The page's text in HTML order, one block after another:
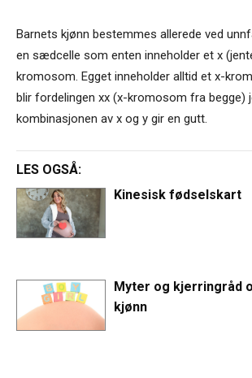
Barnets kjønn bestemmes allerede ved
en sædcelle som enten inneholder et x
kromosom. Egget inneholder alltid et x-
blir fordelingen xx (x-kromosom fra begge)
kombinasjonen av x og y gir en gutt.
LES OGSÅ:
Kinesisk fødselskart
Myter og kjerringråd
kjønn